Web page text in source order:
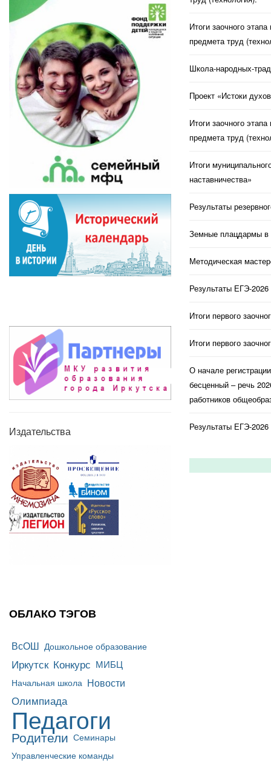
Издательства
ОБЛАКО ТЭГОВ
ВсОШ Дошкольное образование
Иркутск Конкурс МИБЦ
Начальная школа Новости
Олимпиада
Педагоги
Родители Семинары
Управленческие команды
Итоги заочного
предмета труд
Школа-народных-
Проект «Истоки
Итоги заочного
предмета труд
Итоги
наставничества»
Результаты
Земные плацдармы в
Методическая
Результаты ЕГЭ-
Итоги первого
Итоги первого
О начале
бесценный – речь
работников
Результаты ЕГЭ-